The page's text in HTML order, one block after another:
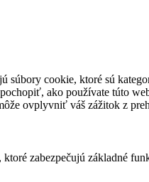
súbory cookie, ktoré sú
ako používate túto
ovplyvniť váš zážitok z
zabezpečujú základné